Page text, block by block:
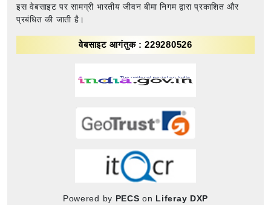
इस वेबसाइट पर सामग्री भारतीय जीवन बीमा निगम द्वारा प्रकाशित और
प्रबंधित की जाती है।
वेबसाइट आगंतुक : 229280526
Powered by PECS on Liferay DXP